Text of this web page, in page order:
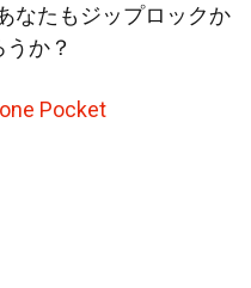
なたもジップロックか
か？
Pocket